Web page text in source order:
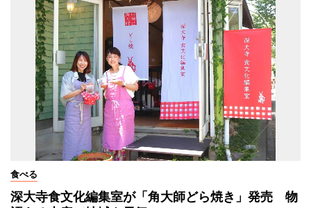
食べる
深大寺食文化編集室が「角大師どら焼き」発売 物